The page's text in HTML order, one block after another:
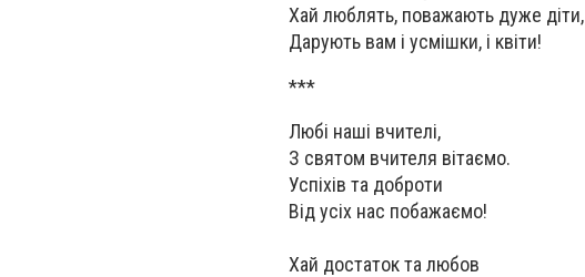
Хай люблять, поважають дуже діти,
Дарують вам і усмішки, і квіти!
***
Любі наші вчителі,
З святом вчителя вітаємо.
Успіхів та доброти
Від усіх нас побажаємо!
Хай достаток та любов